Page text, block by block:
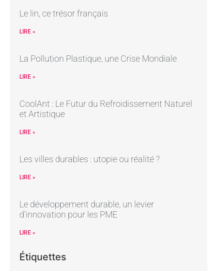
Le lin, ce trésor français
LIRE »
La Pollution Plastique, une Crise Mondiale
LIRE »
CoolAnt : Le Futur du Refroidissement Naturel
et Artistique
LIRE »
Les villes durables : utopie ou réalité ?
LIRE »
Le développement durable, un levier
d’innovation pour les PME
LIRE »
Étiquettes